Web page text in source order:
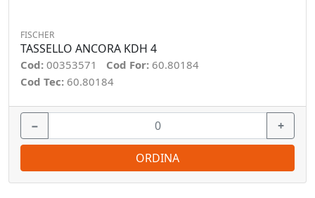
FISCHER
TASSELLO ANCORA KDH 4
Cod: 00353571 Cod For: 60.80184
Cod Tec: 60.80184
− +
ORDINA